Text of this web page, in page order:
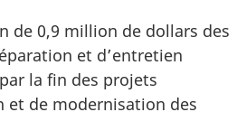
de 0,9 million de dollars des
et d’entretien
la fin des projets
et de modernisation des